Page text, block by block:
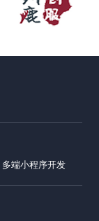
多端小程序开发